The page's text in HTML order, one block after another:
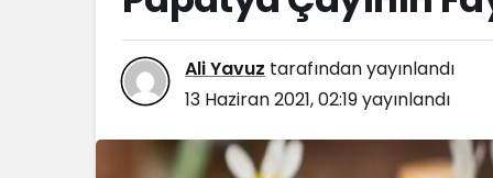
Ali Yavuz tarafından yayınlandı
13 Haziran 2021, 02:19yayınlandı